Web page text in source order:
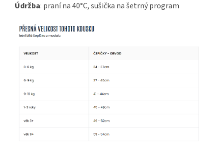
Údržba: praní na 40°C, sušička na šetrný program